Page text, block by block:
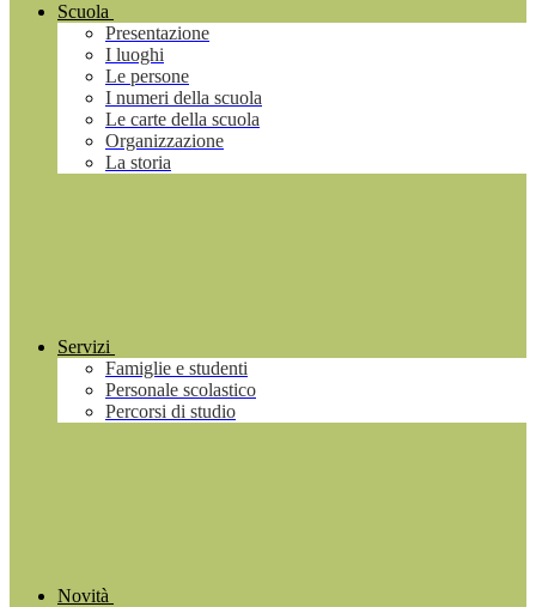
Scuola
Presentazione
I luoghi
Le persone
I numeri della scuola
Le carte della scuola
Organizzazione
La storia
Servizi
Famiglie e studenti
Personale scolastico
Percorsi di studio
Novità